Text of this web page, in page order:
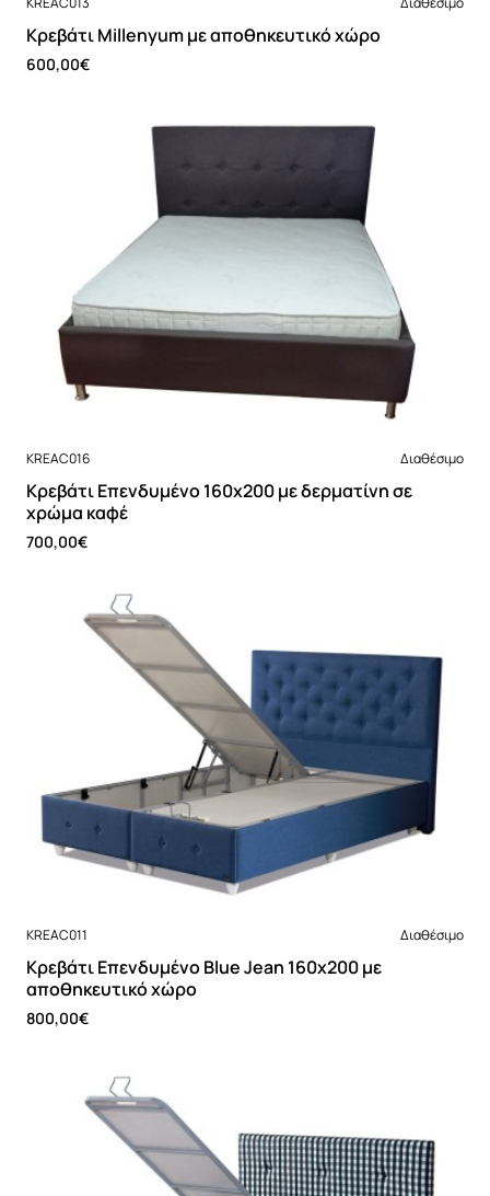
Κρεβάτι Millenyum με αποθηκευτικό χώρο
600,00€
Νέο
KREAC016 Διαθέσιμο
Κρεβάτι Επενδυμένο 160x200 με δερματίνη σε
χρώμα καφέ
700,00€
Νέο
KREAC011 Διαθέσιμο
Κρεβάτι Επενδυμένο Blue Jean 160x200 με
αποθηκευτικό χώρο
800,00€